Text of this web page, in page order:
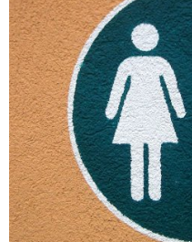
Termine
Shop
Kontakt
Intern